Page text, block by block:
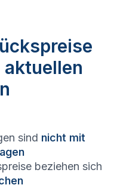
aktuellen
sind nicht mit
beziehen sich